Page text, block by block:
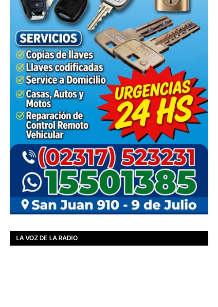
LA VOZ DE LA RADIO